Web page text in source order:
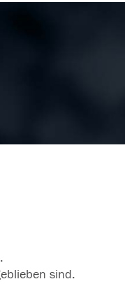
sind.